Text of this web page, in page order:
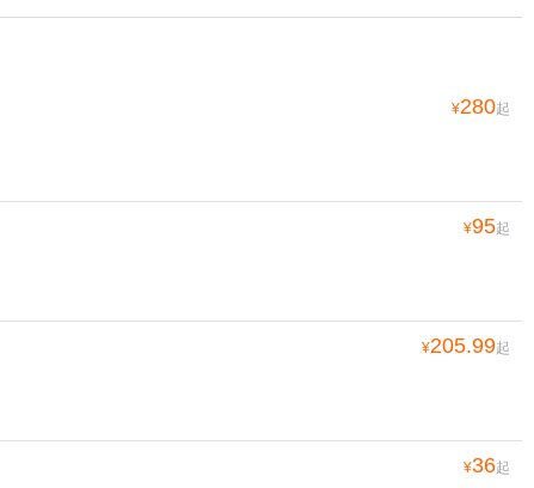
¥280起
¥95起
¥205.99起
¥36起